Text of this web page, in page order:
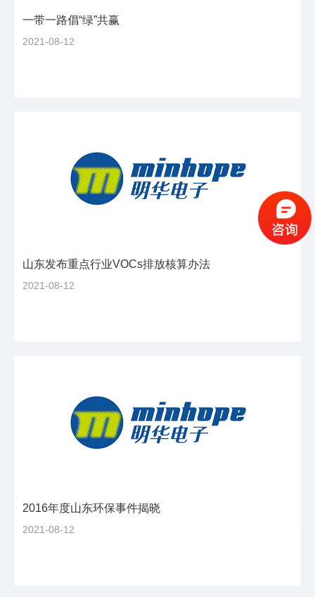
一带一路倡“绿”共赢
2021-08-12
山东发布重点行业VOCs排放核算办法
2021-08-12
2016年度山东环保事件揭晓
2021-08-12